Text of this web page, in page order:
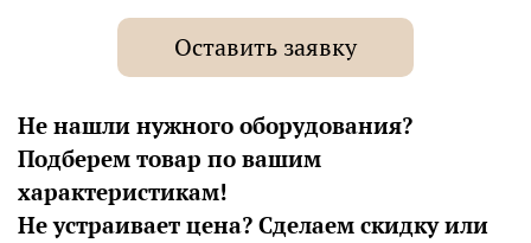
Оставить заявку
Не нашли нужного оборудования?
Подберем товар по вашим
характеристикам!
Не устраивает цена? Сделаем скидку или